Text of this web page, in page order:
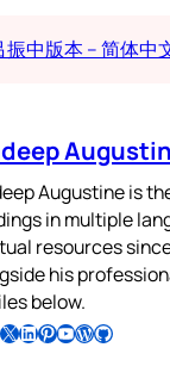
振中版本 – 简体中
Augustine is
in multiple
resources
his
below.
on X Follow Pradeep on LinkedIn Follow Pradeep on Pinterest Subscribe to Pradeep’s Youtube Channel Follow Pradeep on WordPress Follow Pradeep on GitHub